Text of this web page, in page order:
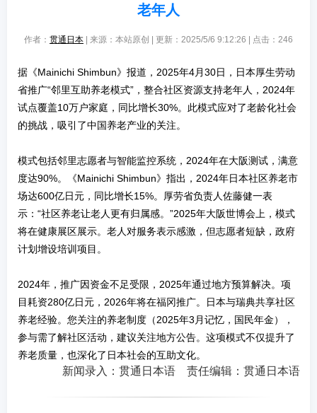
老年人
作者： 贯通日本 | 来源：本站原创 | 更新：2025/5/6 9:12:26 | 点击： 246
据《Mainichi Shimbun》报道，2025年4月30日，日本厚生劳动
省推广“邻里互助养老模式”，整合社区资源支持老年人，2024年
试点覆盖10万户家庭，同比增长30%。此模式应对了老龄化社会
的挑战，吸引了中国养老产业的关注。
模式包括邻里志愿者与智能监控系统，2024年在大阪测试，满意
度达90%。《Mainichi Shimbun》指出，2024年日本社区养老市
场达600亿日元，同比增长15%。厚劳省负责人佐藤健一表
示：“社区养老让老人更有归属感。”2025年大阪世博会上，模式
将在健康展区展示。老人对服务表示感激，但志愿者短缺，政府
计划增设培训项目。
2024年，推广因资金不足受限，2025年通过地方预算解决。项
目耗资280亿日元，2026年将在福冈推广。日本与瑞典共享社区
养老经验。您关注的养老制度（2025年3月记忆，国民年金），
参与需了解社区活动，建议关注地方公告。这项模式不仅提升了
养老质量，也深化了日本社会的互助文化。
新闻录入：贯通日本语 责任编辑：贯通日本语